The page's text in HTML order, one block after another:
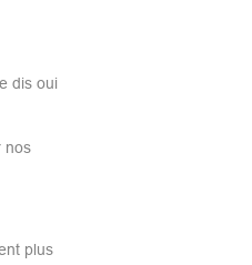
dis oui
nos
plus